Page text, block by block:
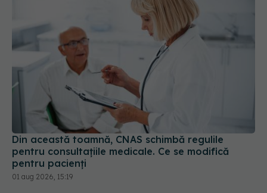
Din această toamnă, CNAS schimbă regulile
pentru consultațiile medicale. Ce se modifică
pentru pacienți
01 aug 2026, 15:19